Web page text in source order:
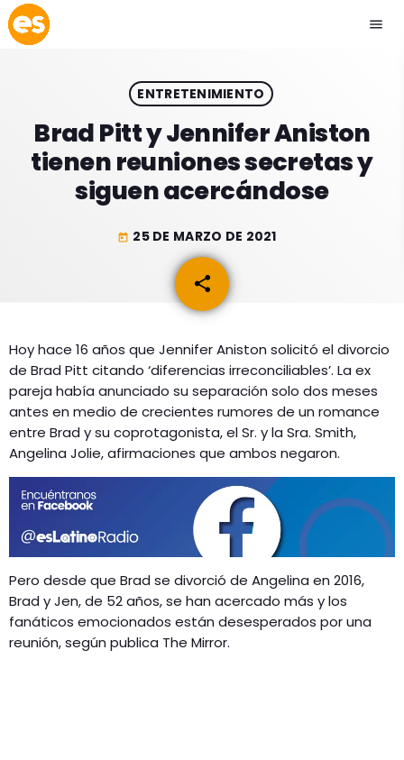
menu
play_arrow EMISIÓN LA PAZ
play_arrow EMISIÓN COCHABAMBA
ACTUALIDAD
ESPECTÁCULOS
MÚSICA
PROGRAMACIÓN
INICIO
RADIO SPLENDID
CONTACTO
ENTRETENIMIENTO
Brad Pitt y Jennifer Aniston
tienen reuniones secretas y
siguen acercándose
today 25 DE MARZO DE 2021
share
email
Hoy hace 16 años que Jennifer Aniston solicitó el divorcio
de Brad Pitt citando ‘diferencias irreconciliables’. La ex
pareja había anunciado su separación solo dos meses
antes en medio de crecientes rumores de un romance
entre Brad y su coprotagonista, el Sr. y la Sra. Smith,
Angelina Jolie, afirmaciones que ambos negaron.
Pero desde que Brad se divorció de Angelina en 2016,
Brad y Jen, de 52 años, se han acercado más y los
fanáticos emocionados están desesperados por una
reunión, según publica The Mirror.